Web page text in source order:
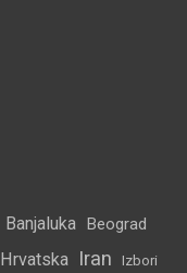
Banjaluka Beograd
Hrvatska Iran Izbori